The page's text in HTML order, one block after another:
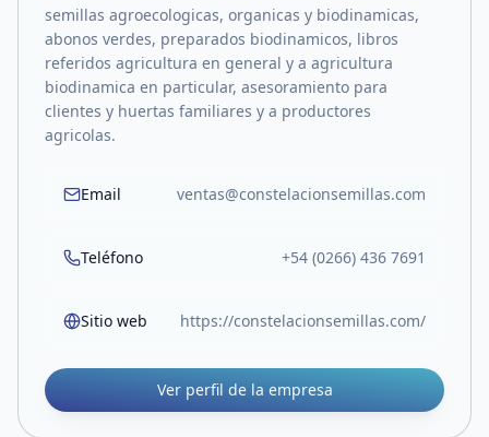
semillas agroecologicas, organicas y biodinamicas,
abonos verdes, preparados biodinamicos, libros
referidos agricultura en general y a agricultura
biodinamica en particular, asesoramiento para
clientes y huertas familiares y a productores
agricolas.
Email ventas@constelacionsemillas.com
Teléfono +54 (0266) 436 7691
Sitio web https://constelacionsemillas.com/
Ver perfil de la empresa